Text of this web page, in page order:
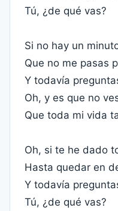
Tú, ¿de qué vas?
Si no hay un
Que no me pasas
Y todavía
Oh, y es que no
Que toda mi vida
Oh, si te he dado
Hasta quedar en
Y todavía
Tú, ¿de qué vas?